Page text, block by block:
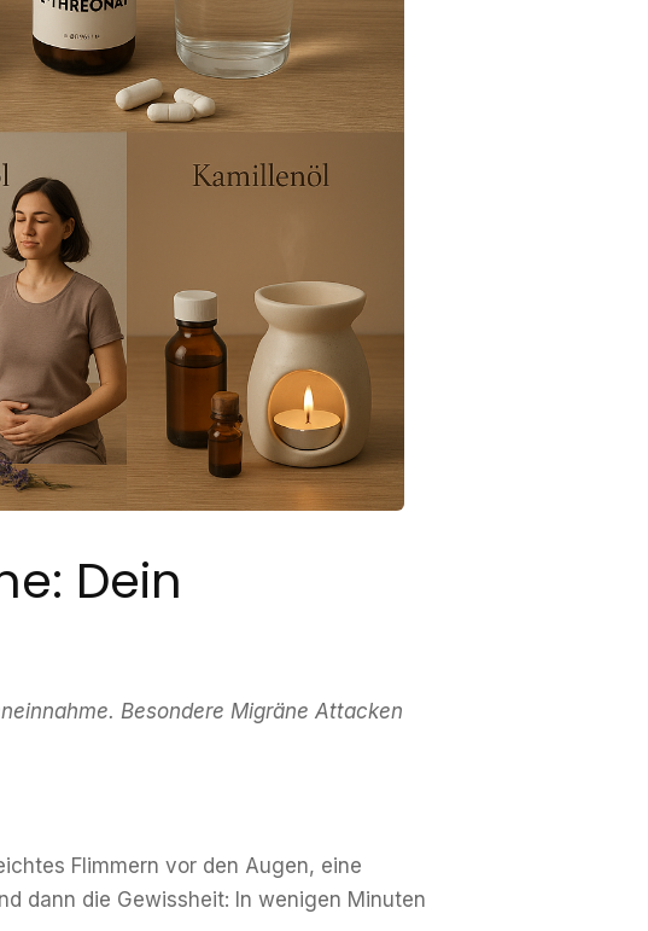
Dein
Besondere Migräne Attacken
Flimmern vor den Augen, eine
dann die Gewissheit: In wenigen Minuten